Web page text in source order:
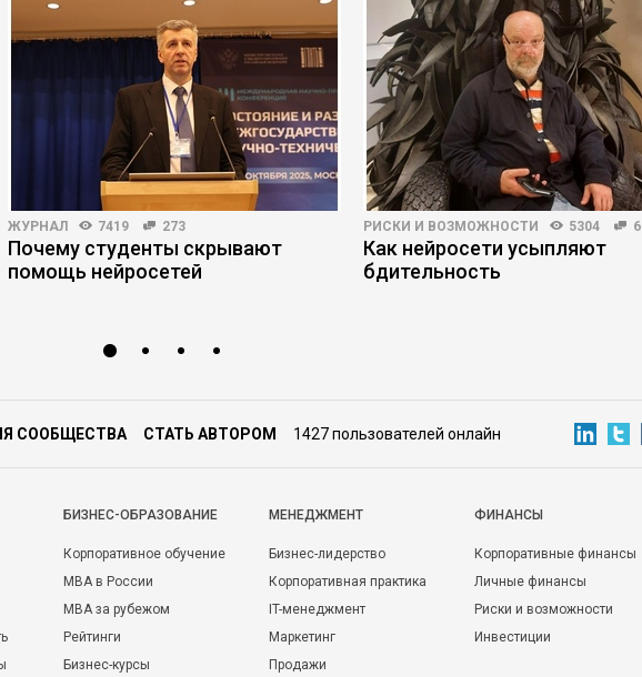
ЖУРНАЛ 7419 273
Почему студенты скрывают
помощь нейросетей
РИСКИ И ВОЗМОЖНОСТИ 5304
Как нейросети усыпляют
бдительность
СООБЩЕСТВА СТАТЬ АВТОРОМ 1427 пользователей онлайн
БИЗНЕС-ОБРАЗОВАНИЕ
Корпоративное обучение
MBA в России
MBA за рубежом
Рейтинги
Бизнес-курсы
МЕНЕДЖМЕНТ
Бизнес-лидерство
Корпоративная практика
IT-менеджмент
Маркетинг
Продажи
ФИНАНСЫ
Корпоративные финансы
Личные финансы
Риски и возможности
Инвестиции